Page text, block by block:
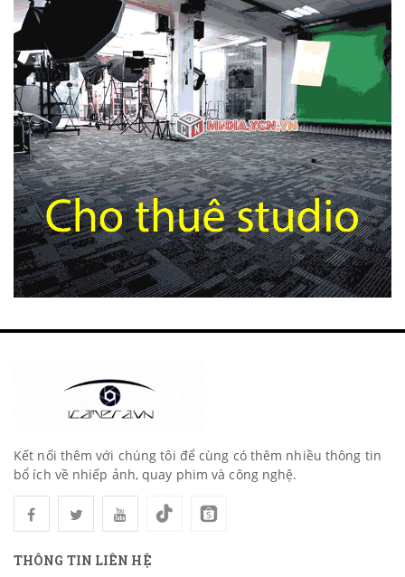
Kết nối thêm với chúng tôi để cùng có thêm nhiều thông tin
bổ ích về nhiếp ảnh, quay phim và công nghệ.
THÔNG TIN LIÊN HỆ